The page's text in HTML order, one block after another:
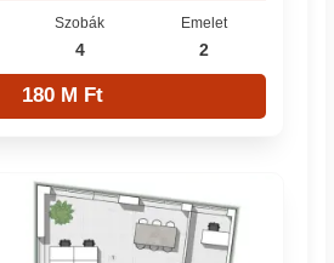
Szobák
4
Emelet
2
180 M Ft